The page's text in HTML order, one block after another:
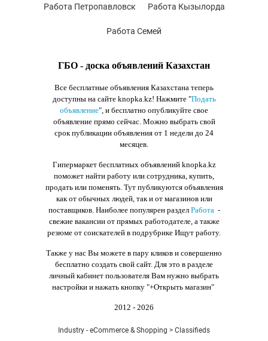
ГБО - доска объявлений Казахстан
Все бесплатные объявления Казахстана теперь
доступны на сайте knopka.kz! Нажмите "Подать
объявление", и бесплатно опубликуйте свое
объявление прямо сейчас. Можно выбрать свой
срок публикации объявления от 1 недели до 24
месяцев.
Гипермаркет бесплатных объявлений knopka.kz
поможет найти работу или сотрудника, купить,
продать или поменять. Тут публикуются объявления
как от обычных людей, так и от магазинов или
поставщиков. Наиболее популярен раздел Работа-
свежие вакансии от прямых работодателе, а также
резюме от соискателей в подрубрике Ищут работу.
Также у нас Вы можете в пару кликов и совершенно
бесплатно создать свой сайт. Для это в разделе
личный кабинет пользователя Вам нужно выбрать
настройки и нажать кнопку "+Открыть магазин"
2012 - 2026
Работа Петропавловск Работа Кызылорда
Работа Семей
Industry - eCommerce & Shopping > Classifieds